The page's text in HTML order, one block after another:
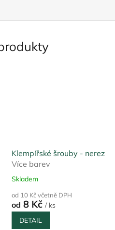
Klempířské šrouby - nerez
Více barev
Skladem
od 10 Kč včetně DPH
od 8 Kč / ks
DETAIL